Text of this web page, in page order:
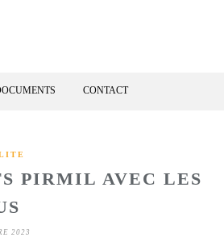
CONTACT
PIRMIL AVEC LES
2023